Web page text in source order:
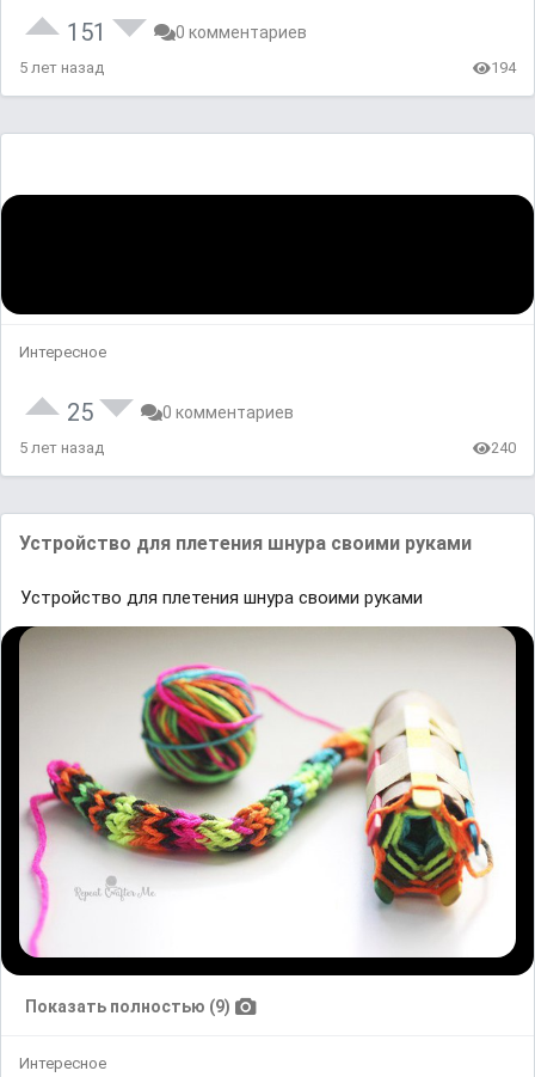
151 0 комментариев
5 лет назад 194
Интересное
25 0 комментариев
5 лет назад 240
Устройство для плетения шнура своими руками
Устройство для плетения шнура своими руками
Показать полностью (9)
Интересное